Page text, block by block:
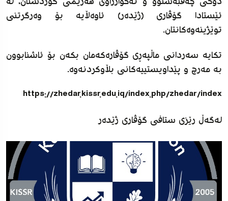
ئێستادا گۆڤاری (ژێدەر) ئاوەڵایە بۆ وەرگرتنی
توێژینەوەکانتان.
تکایە سەردانی ماڵپەڕی گۆڤارەکەمان بکەن بۆ ئاشنابوون
بە مەرج و پێداویستییەکانی بڵاوکردنەوە.
https://zhedar.kissr.edu.iq/index.php/zhedar/index
لەگەڵ رێزی ستافی گۆڤاری ژێدەر